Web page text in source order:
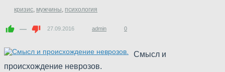
кризис, мужчины, психология
— 27.09.2016 admin 0
Смысл и
происхождение неврозов.